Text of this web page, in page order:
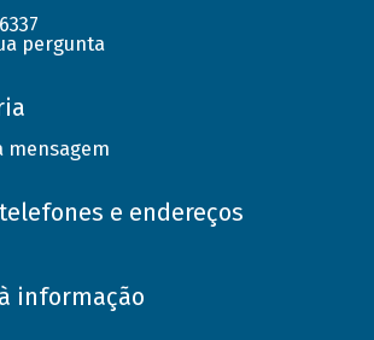
pergunta
mensagem
e endereços
informação